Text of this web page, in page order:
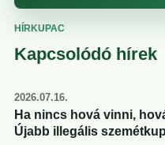
HÍRKUPAC
Kapcsolódó hírek
2026.07.16.
Ha nincs hová vinni,
Újabb illegális